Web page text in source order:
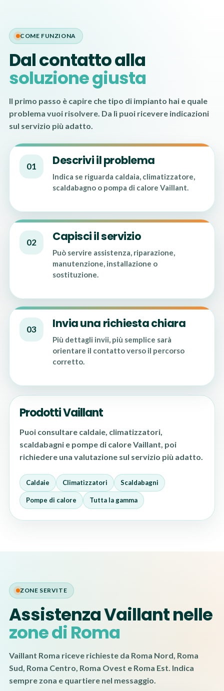
COME FUNZIONA
Dal contatto alla
soluzione giusta
Il primo passo è capire che tipo di impianto hai e quale
problema vuoi risolvere. Da lì puoi ricevere indicazioni
sul servizio più adatto.
01 Descrivi il problema
Indica se riguarda caldaia, climatizzatore,
scaldabagno o pompa di calore Vaillant.
02 Capisci il servizio
Può servire assistenza, riparazione,
manutenzione, installazione o
sostituzione.
03 Invia una richiesta chiara
Più dettagli invii, più semplice sarà
orientare il contatto verso il percorso
corretto.
Prodotti Vaillant
Puoi consultare caldaie, climatizzatori,
scaldabagni e pompe di calore Vaillant, poi
richiedere una valutazione sul servizio più adatto.
Caldaie Climatizzatori Scaldabagni
Pompe di calore Tutta la gamma
ZONE SERVITE
Assistenza Vaillant nelle
zone di Roma
Vaillant Roma riceve richieste da Roma Nord, Roma
Sud, Roma Centro, Roma Ovest e Roma Est. Indica
sempre zona e quartiere nel messaggio.